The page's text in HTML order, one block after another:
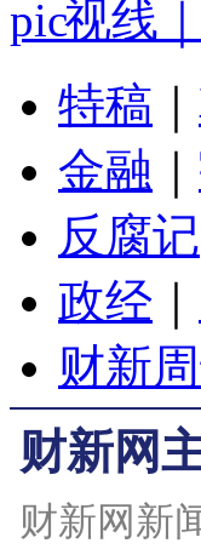
视线
特稿
金融
反腐记
政经
财新周
财新网
财新网新